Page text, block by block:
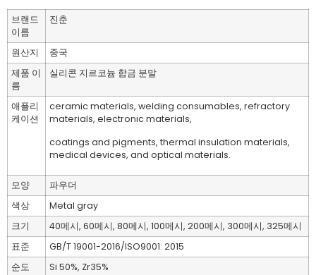
브랜드
이름
진춘
원산지
중국
제품 이
름
실리콘 지르코늄 합금 분말
애플리
케이션
ceramic materials, welding consumables, refractory
materials, electronic materials,
coatings and pigments, thermal insulation materials,
medical devices, and optical materials.
모양
파우더
색상
Metal gray
크기
40메시, 60메시, 80메시, 100메시, 200메시, 300메시, 325메시
표준
GB/T 19001-2016/ISO9001: 2015
순도
Si 50%, Zr35%